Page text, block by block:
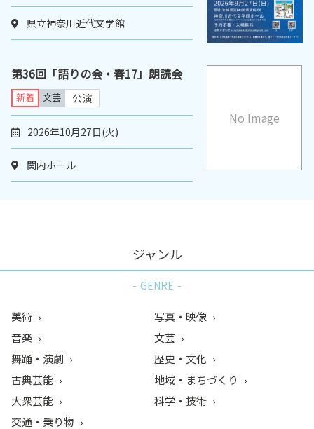
県立神奈川近代文学館
No Image
第36回「語りの会・春17」朗読会
新着 文芸 公演
2026年10月27日(火)
関内ホール
ジャンル
GENRE
美術
音楽
舞踊・演劇
古典芸能
大衆芸能
写真・映像
文芸
歴史・文化
地域・まちづくり
科学・技術
交通・乗り物